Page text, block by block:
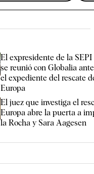
El expresidente de la
se reunió con Globalia
el expediente del rescate
Europa
El juez que investiga el
Europa abre la puerta a
la Rocha y Sara Aagesen